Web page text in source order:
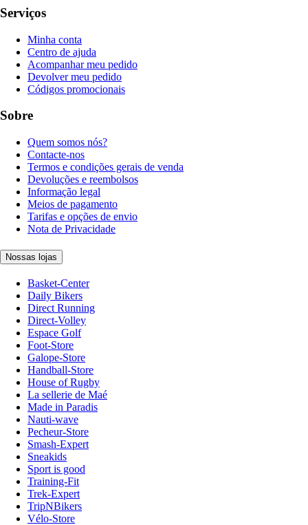
Serviços
Minha conta
Centro de ajuda
Acompanhar meu pedido
Devolver meu pedido
Códigos promocionais
Sobre
Quem somos nós?
Contacte-nos
Termos e condições gerais de venda
Devoluções e reembolsos
Informação legal
Meios de pagamento
Tarifas e opções de envio
Nota de Privacidade
Nossas lojas
Basket-Center
Daily Bikers
Direct Running
Direct-Volley
Espace Golf
Foot-Store
Galope-Store
Handball-Store
House of Rugby
La sellerie de Maé
Made in Paradis
Nauti-wave
Pecheur-Store
Smash-Expert
Sneakids
Sport is good
Training-Fit
Trek-Expert
TripNBikers
Vélo-Store